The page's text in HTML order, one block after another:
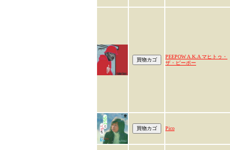
PEEPOW A.K.A マヒトゥ・
ザ・ピーポー
Pico